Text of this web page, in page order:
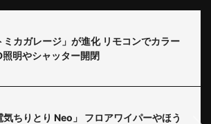
ミカガレージ」が進化 リモコンでカラー
照明やシャッター開閉
気ちりとり Neo」 フロアワイパーやほう